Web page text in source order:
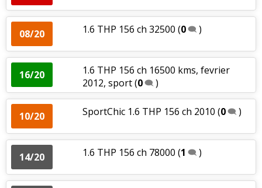
08/20 1.6 THP 156 ch 32500 (0 )
16/20
1.6 THP 156 ch 16500 kms, fevrier
2012, sport(0 )
10/20 SportChic 1.6 THP 156 ch 2010 (0 )
14/20 1.6 THP 156 ch 78000 (1 )